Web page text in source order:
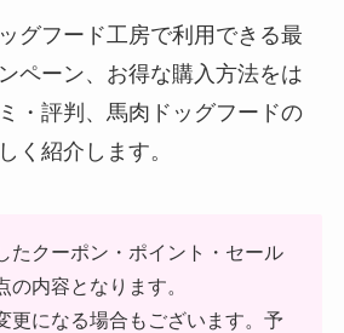
グフード工房で利用できる最
ペーン、お得な購入方法をは
・評判、馬肉ドッグフードの
く紹介します。
たクーポン・ポイント・セール
の内容となります。
更になる場合もございます。予